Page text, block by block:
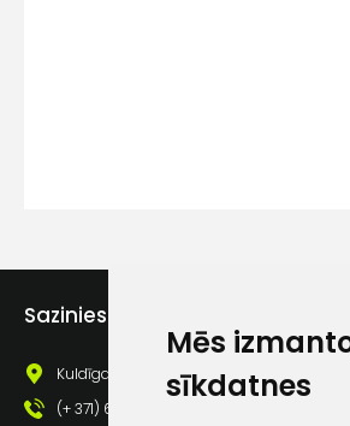
Mēs
sīkdatnes
Sazinies ar mums
Kuldīgas iela 69a, Saldus, Saldus nov., LV
(+ 371) 63 881 186
Sūtīt